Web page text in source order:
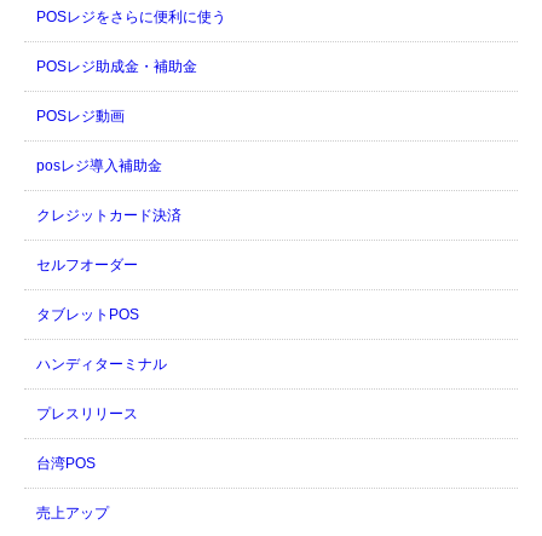
POSレジをさらに便利に使う
POSレジ助成金・補助金
POSレジ動画
posレジ導入補助金
クレジットカード決済
セルフオーダー
タブレットPOS
ハンディターミナル
プレスリリース
台湾POS
売上アップ